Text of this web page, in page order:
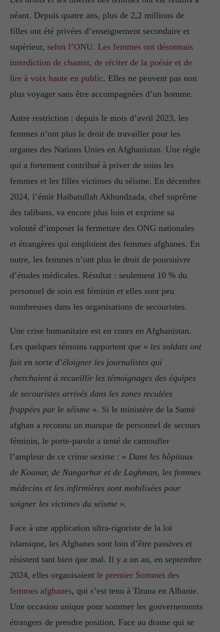
néant. Depuis quatre ans, plus de 2,2 millions de
filles ont été privées d’enseignement secondaire et
supérieur, selon l’ONU. Les femmes ont désormais
interdiction de chanter, de réciter de la poésie et de
lire à voix haute en public. Elles ne peuvent pas non
plus voyager sans être accompagnées d’un homme.
Autre restriction : depuis le mois d’avril 2023, les
femmes n’ont plus le droit de travailler pour les
organes des Nations Unies en Afghanistan. Une règle
qui a fortement contribué à priver de soins les
femmes et les filles victimes du séisme. En décembre
2024, l’émir Haibatullah Akhundzada, chef suprême
des talibans, va encore plus loin et exprime sa
volonté d’imposer la fermeture des ONG nationales
et étrangères qui emploient des femmes afghanes. En
outre, les femmes n’ont plus le droit de poursuivre
d’études médicales. Résultat : seulement 10 % du
personnel de soin est féminin et elles sont peu
nombreuses dans les organisations de secouristes.
Une crise humanitaire est en cours en Afghanistan.
Les quelques témoins rapportent que « les soldats ont
fait en sorte d’éloigner les journalistes qui
cherchaient à recueillir les témoignages des équipes
de secouristes arrivés dans les zones reculées
frappées par le séisme ». Si le ministère de la Santé
afghan a reconnu un manque de personnel de secours
féminin, le porte-parole a tenté de camoufler
l’ampleur de ce crime sexiste : « Dans les hôpitaux
de Kounar, de Nangarhar et de Laghman, les femmes
médecins et les infirmières sont mobilisées pour
soigner les victimes du séisme ».
Face à une application ultra-rigoriste de la loi
islamique, les Afghanes sont loin d’être passives et
résistent tant bien que mal. Il y a un an, en septembre
2024, elles organisaient le premier Sommet des
femmes afghanes, qui s’est tenu à Tirana en Albanie.
Une occasion unique pour sommer les gouvernements
étrangers de prendre position. Face au drame qui se